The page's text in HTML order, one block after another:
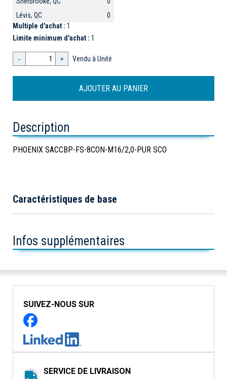
Lévis, QC
0
Multiple d'achat : 1
Limite minimum d'achat : 1
- + Vendu à Unité
Description
PHOENIX SACCBP-FS-8CON-M16/2,0-PUR SCO
Caractéristiques de base
Infos supplémentaires
SUIVEZ-NOUS SUR
SERVICE DE LIVRAISON